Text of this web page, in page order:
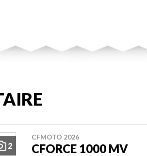
2
CFMOTO 2026
CFORCE 1000 MV